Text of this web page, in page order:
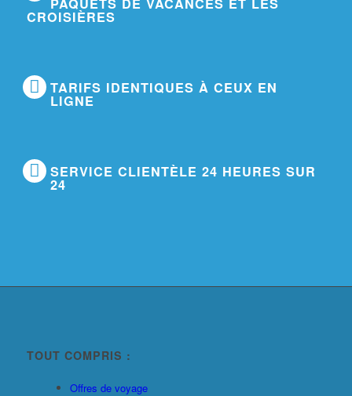
CROISIÈRES
TARIFS IDENTIQUES À CEUX EN
LIGNE
SERVICE CLIENTÈLE 24 HEURES SUR
24
TOUT COMPRIS :
Offres de voyage